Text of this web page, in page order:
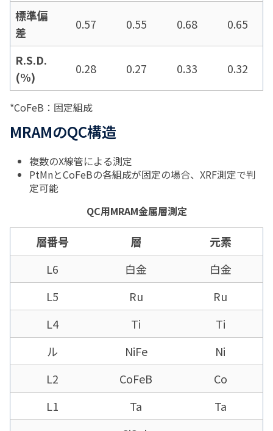
標準偏
差
0.57 0.55 0.68 0.65
R.S.D.
(%)
0.28 0.27 0.33 0.32
*CoFeB：固定組成
MRAMのQC構造
複数のX線管による測定
PtMnとCoFeBの各組成が固定の場合、XRF測定で判
定可能
QC用MRAM金属層測定
層番号 層
元素
L6
白金
白金
L5
Ru
Ru
L4
Ti
Ti
ル
NiFe
Ni
L2
CoFeB
Co
L1
Ta
Ta